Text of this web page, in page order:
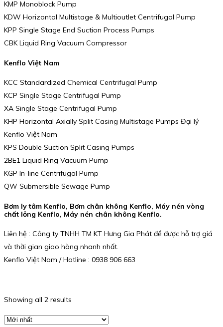
KMP Monoblock Pump
KDW Horizontal Multistage & Multioutlet Centrifugal Pump
KPP Single Stage End Suction Process Pumps
CBK Liquid Ring Vacuum Compressor
Kenflo Việt Nam
KCC Standardized Chemical Centrifugal Pump
KCP Single Stage Centrifugal Pump
XA Single Stage Centrifugal Pump
KHP Horizontal Axially Split Casing Multistage Pumps Đại lý
Kenflo Việt Nam
KPS Double Suction Split Casing Pumps
2BE1 Liquid Ring Vacuum Pump
KGP In-line Centrifugal Pump
QW Submersible Sewage Pump
Bơm ly tâm Kenflo, Bơm chân không Kenflo, Máy nén vòng
chất lỏng Kenflo, Máy nén chân không Kenflo.
Liên hệ : Công ty TNHH TM KT Hưng Gia Phát để được hỗ trợ giá
và thời gian giao hàng nhanh nhất.
Kenflo Việt Nam / Hotline : 0938 906 663
Showing all 2 results